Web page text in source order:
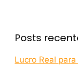
Posts
Lucro Real